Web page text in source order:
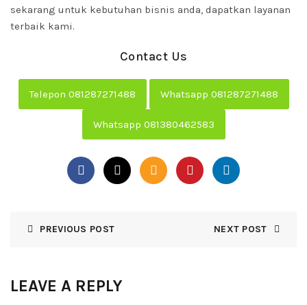
sekarang untuk kebutuhan bisnis anda, dapatkan layanan
terbaik kami.
Contact Us
Telepon 081287271488 Whatsapp 081287271488
Whatsapp 081380462583
PREVIOUS POST NEXT POST
LEAVE A REPLY